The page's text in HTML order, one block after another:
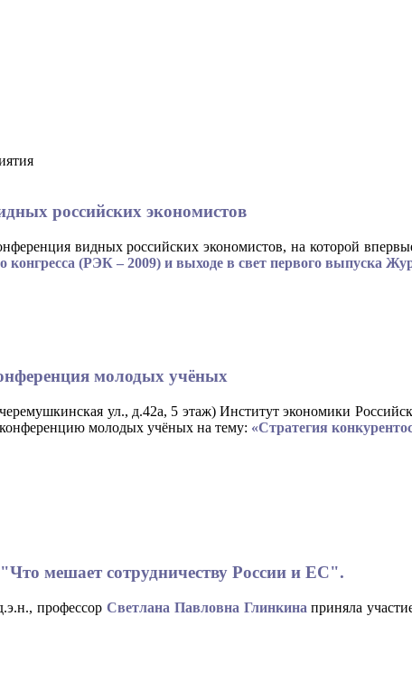
российских экономистов
видных российских экономистов, на которой
конгресса (РЭК – 2009) и выходе в свет первого выпуска
молодых учёных
ул., д.42а, 5 этаж) Институт экономики
молодых учёных на тему: «Стратегия
мешает сотрудничеству России и ЕС".
профессорСветлана Павловна Глинкина приняла